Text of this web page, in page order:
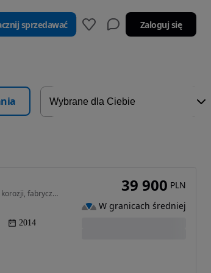
sprzedawać Zaloguj się
2776 cm3 • 178 KM • Chrysler, stan super, bezwypadkowy, DVD, ZERO korozji, fabryczny lakie
2014
39 900 PLN
W granicach średniej